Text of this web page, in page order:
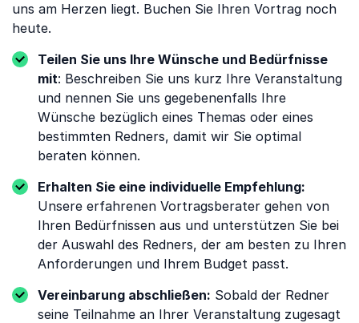
uns am Herzen liegt. Buchen Sie Ihren Vortrag noch
heute.
Teilen Sie uns Ihre Wünsche und Bedürfnisse
mit: Beschreiben Sie uns kurz Ihre Veranstaltung
und nennen Sie uns gegebenenfalls Ihre
Wünsche bezüglich eines Themas oder eines
bestimmten Redners, damit wir Sie optimal
beraten können.
Erhalten Sie eine individuelle Empfehlung:
Unsere erfahrenen Vortragsberater gehen von
Ihren Bedürfnissen aus und unterstützen Sie bei
der Auswahl des Redners, der am besten zu Ihren
Anforderungen und Ihrem Budget passt.
Vereinbarung abschließen: Sobald der Redner
seine Teilnahme an Ihrer Veranstaltung zugesagt